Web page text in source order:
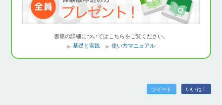
書籍の詳細についてはこちらをご覧ください。
基礎と実践
使い方マニュアル
ツイート いいね！